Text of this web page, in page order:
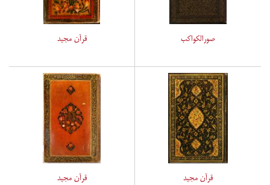
صورالکواکب قرآن مجید
قرآن مجید قرآن مجید